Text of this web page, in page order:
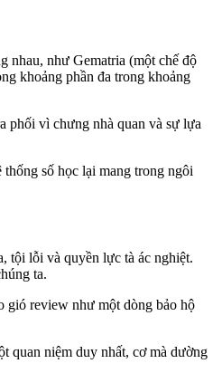
nhau, như Gematria (một chế độ
khoảng phần đa trong khoảng
phối vì chưng nhà quan và sự lựa
số học lại mang trong ngôi
tội lỗi và quyền lực tà ác nghiệt.
ta.
gió review như một dòng bảo hộ
quan niệm duy nhất, cơ mà dường